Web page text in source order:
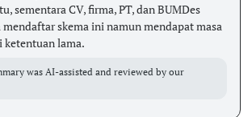
sementara CV, firma, PT, dan BUMDes
skema ini namun mendapat masa
ketentuan lama.
was AI-assisted and reviewed by our